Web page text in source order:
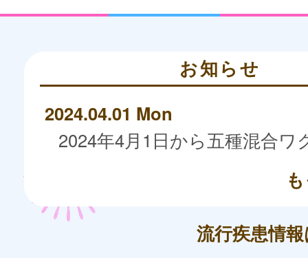
お知らせ
2024.04.01 Mon
流行疾患情